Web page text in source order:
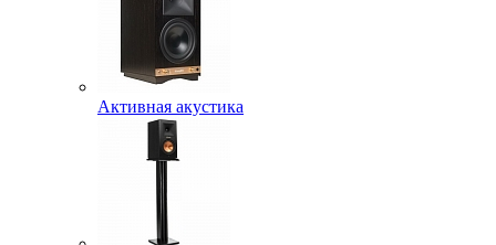
Активная акустика